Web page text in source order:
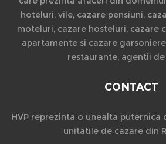
hoteluri, vile, cazare pensiuni,
moteluri, cazare hosteluri, cazare
apartamente si cazare
restaurante, agentii
CONTACT
HVP reprezinta o unealta puternica
unitatile de cazare din